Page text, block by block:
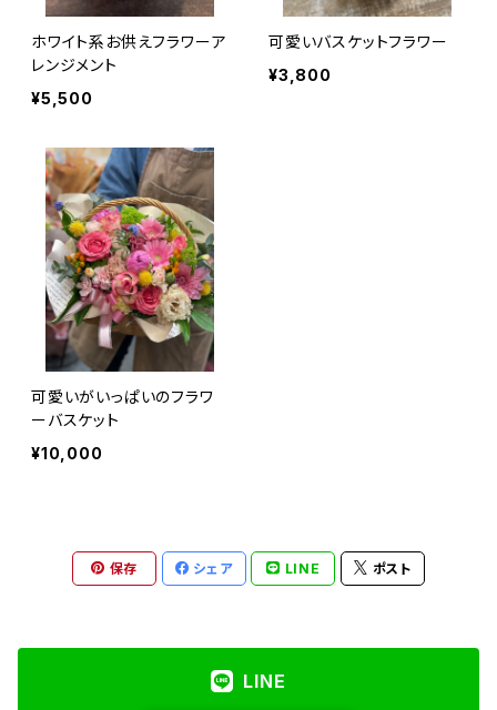
ホワイト系お供えフラワーア
レンジメント
¥5,500
可愛いバスケットフラワー
¥3,800
可愛いがいっぱいのフラワ
ーバスケット
¥10,000
保存 シェア LINE ポスト
LINE